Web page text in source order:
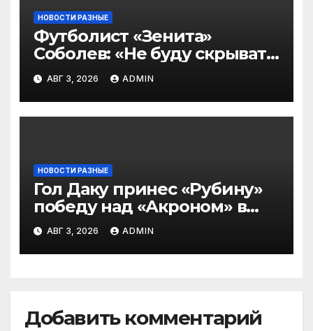
НОВОСТИ РАЗНЫЕ
Футболист «Зенита»
Соболев: «Не буду скрывать
— в Оренбурге всегда
тяжело играть»
АВГ 3, 2026 ADMIN
НОВОСТИ РАЗНЫЕ
Гол Даку принес «Рубину»
победу над «Акроном» в
матче РПЛ
АВГ 3, 2026 ADMIN
Добавить комментарий